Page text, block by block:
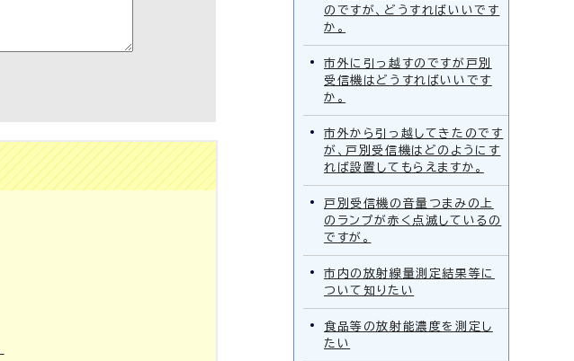
のですが、どうすればいいです
か。
市外に引っ越すのですが戸別
受信機はどうすればいいです
か。
市外から引っ越してきたのです
が、戸別受信機はどのようにす
れば設置してもらえますか。
戸別受信機の音量つまみの上
のランプが赤く点滅しているの
ですが。
市内の放射線量測定結果等に
ついて知りたい
食品等の放射能濃度を測定し
たい